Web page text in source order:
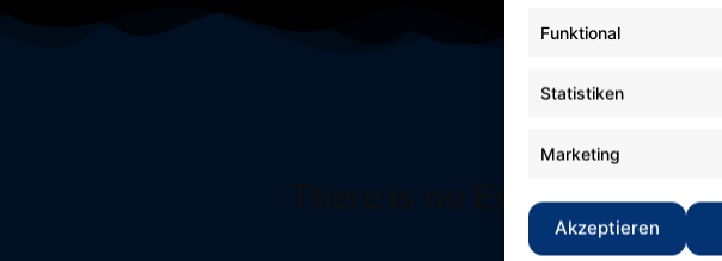
Funktional
Statistiken
Marketing
Akzeptieren
There is no Event